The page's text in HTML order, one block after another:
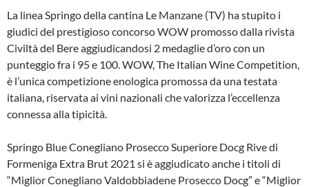
La linea Springo della cantina Le Manzane (TV) ha stupito i
giudici del prestigioso concorso WOW promosso dalla rivista
Civiltà del Bere aggiudicandosi 2 medaglie d’oro con un
punteggio fra i 95 e 100. WOW, The Italian Wine Competition,
è l’unica competizione enologica promossa da una testata
italiana, riservata ai vini nazionali che valorizza l’eccellenza
connessa alla tipicità.
Springo Blue Conegliano Prosecco Superiore Docg Rive di
Formeniga Extra Brut 2021 si è aggiudicato anche i titoli di
“Miglior Conegliano Valdobbiadene Prosecco Docg” e “Miglior